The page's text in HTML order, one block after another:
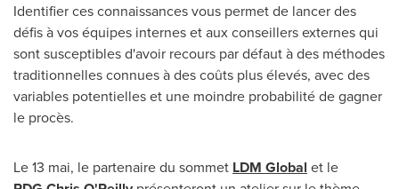
Identifier ces connaissances vous permet de lancer des
défis à vos équipes internes et aux conseillers externes qui
sont susceptibles d'avoir recours par défaut à des méthodes
traditionnelles connues à des coûts plus élevés, avec des
variables potentielles et une moindre probabilité de gagner
le procès.
Le 13 mai, le partenaire du sommet LDM Global et le